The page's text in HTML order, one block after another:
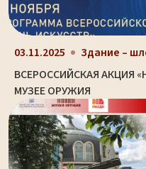
03.11.2025
ВСЕРОССИЙСКАЯ АКЦИЯ
МУЗЕЕ ОРУЖИЯ